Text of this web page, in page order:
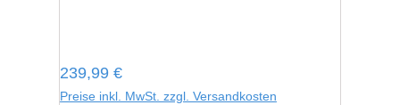
Regulärer Preis:
239,99 €
Preise inkl. MwSt. zzgl. Versandkosten